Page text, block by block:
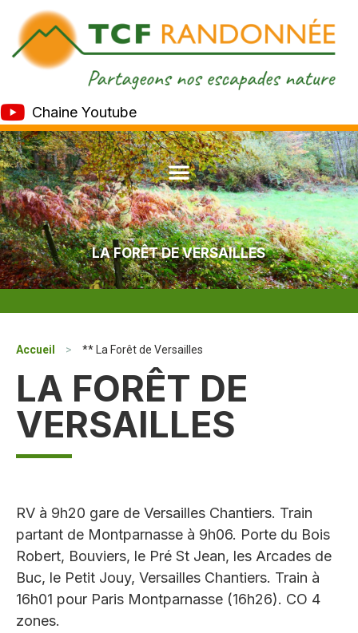
Chaine Youtube
LA FORÊT DE VERSAILLES
Accueil > ** La Forêt de Versailles
LA FORÊT DE
VERSAILLES
RV à 9h20 gare de Versailles Chantiers. Train
partant de Montparnasse à 9h06. Porte du Bois
Robert, Bouviers, le Pré St Jean, les Arcades de
Buc, le Petit Jouy, Versailles Chantiers. Train à
16h01 pour Paris Montparnasse (16h26). CO 4
zones.